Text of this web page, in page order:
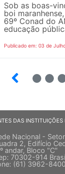
Sob as boas-
boi
69º Conad do
educação
Publicado em: 03 de
DAS INSTITUIÇÕES
Nacional -
2, Edifício
andar, Bloco "C"
70302-914
(61) 3962-8400